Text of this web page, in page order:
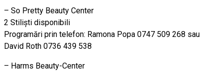
– So Pretty Beauty Center
2 Stiliști disponibili
Programări prin telefon: Ramona Popa 0747 509 268 sau
David Roth 0736 439 538
– Harms Beauty-Center